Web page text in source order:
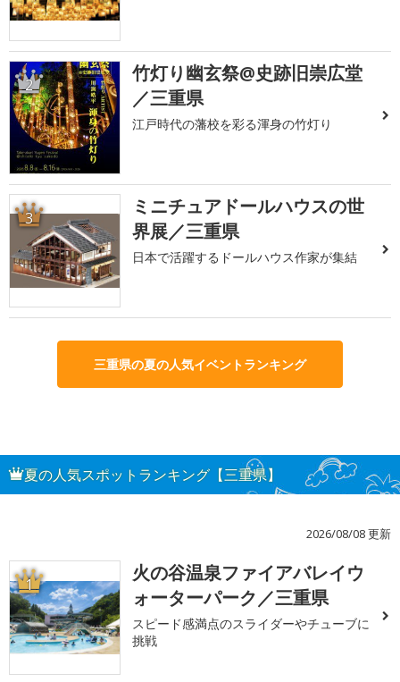
2
竹灯り幽玄祭@史跡旧崇広堂
／三重県
江戸時代の藩校を彩る渾身の竹灯り
3
ミニチュアドールハウスの世
界展／三重県
日本で活躍するドールハウス作家が集結
三重県の夏の人気イベントランキング
夏の人気スポットランキング【三重県】
2026/08/08 更新
1
火の谷温泉ファイアバレイウ
ォーターパーク／三重県
スピード感満点のスライダーやチューブに
挑戦